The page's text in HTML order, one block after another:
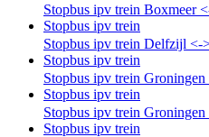
Stopbus ipv trein Boxmeer
Stopbus ipv trein
Stopbus ipv trein Delfzijl <-
Stopbus ipv trein
Stopbus ipv trein
Stopbus ipv trein
Stopbus ipv trein
Stopbus ipv trein